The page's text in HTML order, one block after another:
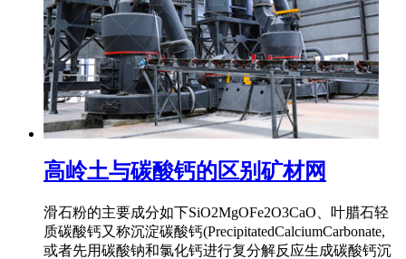
高岭土与碳酸钙的区别矿材网
滑石粉的主要成分如下SiO2MgOFe2O3CaO、叶腊石轻
质碳酸钙又称沉淀碳酸钙(PrecipitatedCalciumCarbonate,
或者先用碳酸钠和氯化钙进行复分解反应生成碳酸钙沉